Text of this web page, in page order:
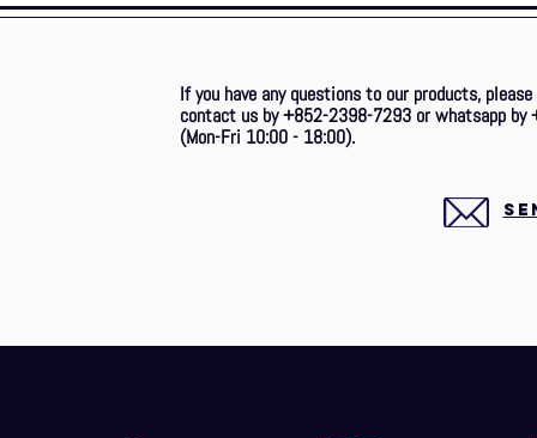
If you have any questions to our products,
contact us by +852-2398-7293 or whatsapp by
(Mon-Fri 10:00 - 18:00).